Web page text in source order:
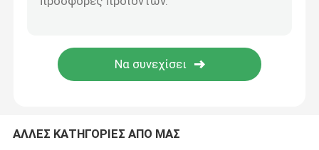
Πολυ στέλνοντας τσάντες Mailer
ΑΛΛΕΣ ΚΑΤΗΓΟΡΙΕΣ ΑΠΟ ΜΑΣ